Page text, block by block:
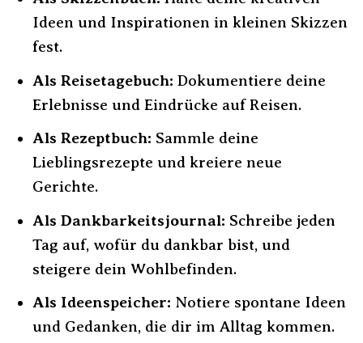
Ideen und Inspirationen in kleinen Skizzen
fest.
Als Reisetagebuch: Dokumentiere deine
Erlebnisse und Eindrücke auf Reisen.
Als Rezeptbuch: Sammle deine
Lieblingsrezepte und kreiere neue
Gerichte.
Als Dankbarkeitsjournal: Schreibe jeden
Tag auf, wofür du dankbar bist, und
steigere dein Wohlbefinden.
Als Ideenspeicher: Notiere spontane Ideen
und Gedanken, die dir im Alltag kommen.